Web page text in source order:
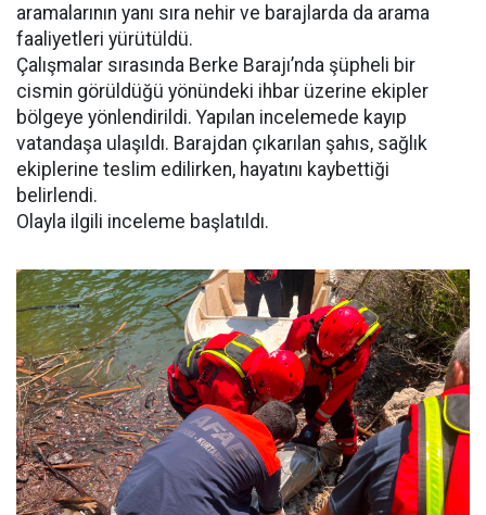
aramalarının yanı sıra nehir ve barajlarda da arama
faaliyetleri yürütüldü.
Çalışmalar sırasında Berke Barajı’nda şüpheli bir
cismin görüldüğü yönündeki ihbar üzerine ekipler
bölgeye yönlendirildi. Yapılan incelemede kayıp
vatandaşa ulaşıldı. Barajdan çıkarılan şahıs, sağlık
ekiplerine teslim edilirken, hayatını kaybettiği
belirlendi.
Olayla ilgili inceleme başlatıldı.